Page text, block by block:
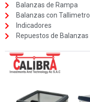
Balanzas de Rampa
Balanzas con Tallimetro
Indicadores
Repuestos de Balanzas